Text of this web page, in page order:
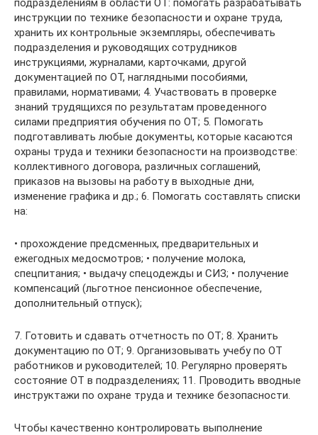
инструкции по технике безопасности и охране труда,
хранить их контрольные экземпляры, обеспечивать
подразделения и руководящих сотрудников
инструкциями, журналами, карточками, другой
документацией по ОТ, наглядными пособиями,
правилами, нормативами; 4. Участвовать в проверке
знаний трудящихся по результатам проведенного
силами предприятия обучения по ОТ; 5. Помогать
подготавливать любые документы, которые касаются
охраны труда и техники безопасности на производстве:
коллективного договора, различных соглашений,
приказов на вызовы на работу в выходные дни,
изменение графика и др.; 6. Помогать составлять списки
на:
• прохождение предсменных, предварительных и
ежегодных медосмотров; • получение молока,
спецпитания; • выдачу спецодежды и СИЗ; • получение
компенсаций (льготное пенсионное обеспечение,
дополнительный отпуск);
7. Готовить и сдавать отчетность по ОТ; 8. Хранить
документацию по ОТ; 9. Организовывать учебу по ОТ
работников и руководителей; 10. Регулярно проверять
состояние ОТ в подразделениях; 11. Проводить вводные
инструктажи по охране труда и технике безопасности.
Чтобы качественно контролировать выполнение